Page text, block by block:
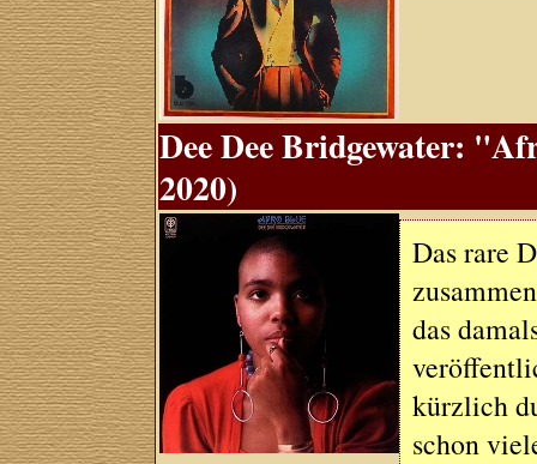
Dee Dee Bridgewater:
2020)
Das rare
das
kürzlich
schon